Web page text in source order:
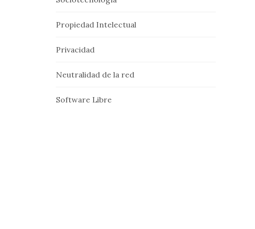
Propiedad Intelectual
Privacidad
Neutralidad de la red
Software Libre